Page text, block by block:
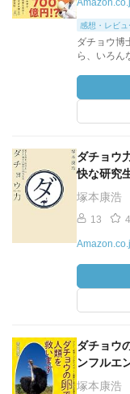
感想・レビュ
ダチョウ博
ら、いろん
ダチョウ
快な研究
塚本康浩
13
ダチョウ
ンフルエ
塚本康浩